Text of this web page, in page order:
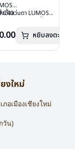
C40
สปริง
องแว่น , ผ้าเช็ดแว่น
งชื้อแว่นตา LUMOS
หยิบลงตะกร้า
งใหม่
อเมืองเชียงใหม่
วัน)